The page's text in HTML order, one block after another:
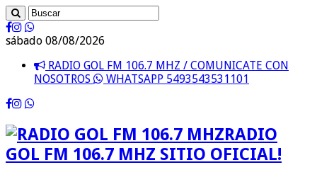
sábado 08/08/2026
RADIO GOL FM 106.7 MHZ / COMUNICATE CON
NOSOTROS
WHATSAPP 5493543531101
RADIO
GOL FM 106.7 MHZ SITIO OFICIAL!